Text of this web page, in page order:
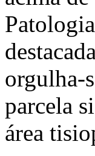
orgulha-
parcela
área